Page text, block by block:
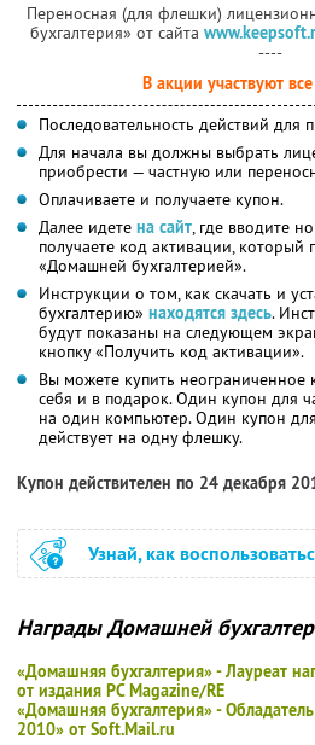
Переносная (для флешки)
бухгалтерия» от сайта
----
В акции участвуют
Последовательность действий для
Для начала вы должны выбрать
приобрести — частную или
Оплачиваете и получаете купон.
Далее идете на сайт, где вводите
получаете код активации, который
«Домашней бухгалтерией».
Инструкции о том, как скачать и
бухгалтерию» находятся здесь.
будут показаны на следующем
кнопку «Получить код активации».
Вы можете купить неограниченное
себя и в подарок. Один купон для
на один компьютер. Один купон
действует на одну флешку.
Купон действителен по 24 декабря
Узнай, как
Награды Домашней
«Домашняя бухгалтерия» - Лауреат
от издания PC Magazine/RE
«Домашняя бухгалтерия» -
2010» от Soft.Mail.ru